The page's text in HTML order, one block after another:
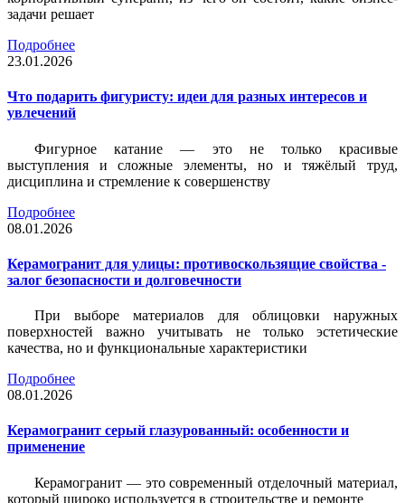
задачи решает
Подробнее
23.01.2026
Что подарить фигуристу: идеи для разных интересов и
увлечений
Фигурное катание — это не только красивые
выступления и сложные элементы, но и тяжёлый труд,
дисциплина и стремление к совершенству
Подробнее
08.01.2026
Керамогранит для улицы: противоскользящие свойства -
залог безопасности и долговечности
При выборе материалов для облицовки наружных
поверхностей важно учитывать не только эстетические
качества, но и функциональные характеристики
Подробнее
08.01.2026
Керамогранит серый глазурованный: особенности и
применение
Керамогранит — это современный отделочный материал,
который широко используется в строительстве и ремонте